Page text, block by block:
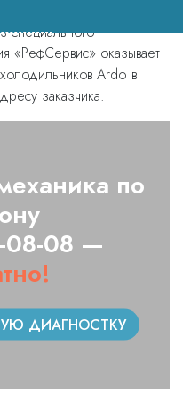
технику
специального
«РефСервис» оказывает
Ardo в
заказчика.
по
08-08 —
ДИАГНОСТКУ